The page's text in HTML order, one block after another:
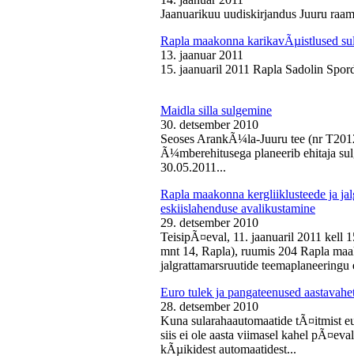
Jaanuarikuu uudiskirjandus Juuru
Rapla maakonna karikavÃµistlused
13. jaanuar 2011
15. jaanuaril 2011 Rapla Sadolin
Maidla silla sulgemine
30. detsember 2010
Seoses ArankÃ¼la-Juuru tee (nr
Ã¼mberehitusega planeerib ehitaja
30.05.2011...
Rapla maakonna kergliiklusteede ja
eskiislahenduse avalikustamine
29. detsember 2010
TeisipÃ¤eval, 11. jaanuaril 2011 kell
mnt 14, Rapla), ruumis 204 Rapla
jalgrattamarsruutide
Euro tulek ja pangateenused
28. detsember 2010
Kuna sularahaautomaatide tÃ¤itmist
siis ei ole aasta viimasel kahel
kÃµikidest automaatidest...